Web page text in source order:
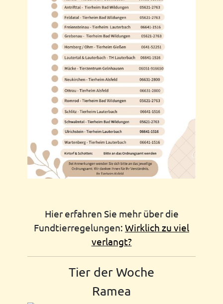
Hier erfahren Sie mehr über die
Fundtierregelungen: Wirklich zu viel
verlangt?
Tier der Woche
Ramea